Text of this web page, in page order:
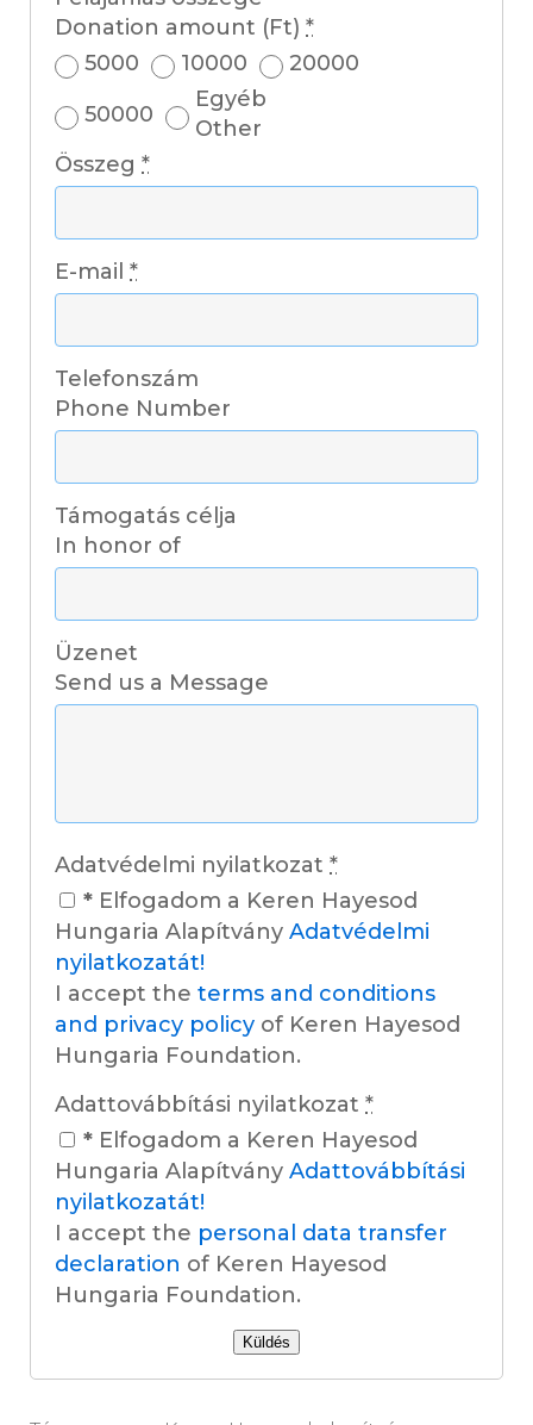
Donation amount (Ft) *
5000
10000
20000
50000
Egyéb
Other
Összeg *
E-mail *
Telefonszám
Phone Number
Támogatás célja
In honor of
Üzenet
Send us a Message
Adatvédelmi nyilatkozat *
* Elfogadom a Keren Hayesod
Hungaria Alapítvány Adatvédelmi
nyilatkozatát!
I accept the terms and conditions
and privacy policy of Keren Hayesod
Hungaria Foundation.
Adattovábbítási nyilatkozat *
* Elfogadom a Keren Hayesod
Hungaria Alapítvány Adattovábbítási
nyilatkozatát!
I accept the personal data transfer
declaration of Keren Hayesod
Hungaria Foundation.